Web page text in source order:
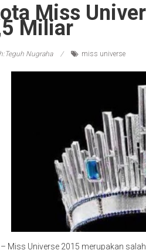
Miss
Miliar
Nugraha miss universe
– Miss Universe 2015 merupakan